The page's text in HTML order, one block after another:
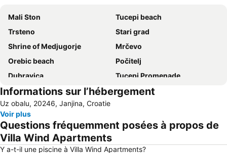
Mali Ston
Tucepi beach
Trsteno
Stari grad
Shrine of Medjugorje
Mrčevo
Orebic beach
Počitelj
Dubravica
Tucepi Promenade
Korčula Town Museum
Badija
House of Marco Polo
Kliševo
Informations sur l’hébergement
Uz obalu, 20246, Janjina, Croatie
Voir plus
Questions fréquemment posées à propos de
Villa Wind Apartments
Y a-t-il une piscine à Villa Wind Apartments?